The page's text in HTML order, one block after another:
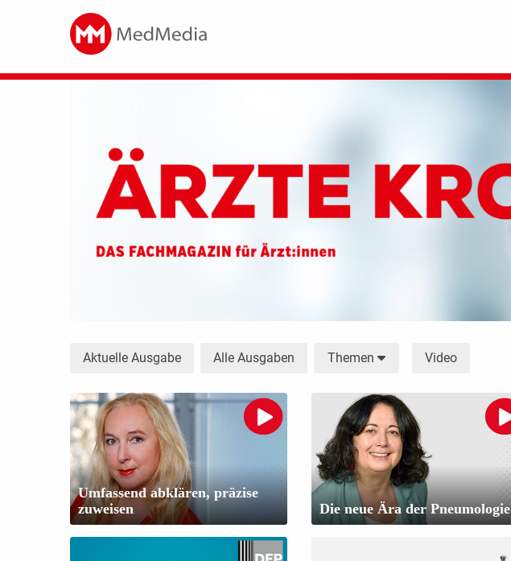
Aktuelle Ausgabe Alle Ausgaben Themen Video
Umfassend abklären, präzise
zuweisen
Die neue Ära der Pneumologie